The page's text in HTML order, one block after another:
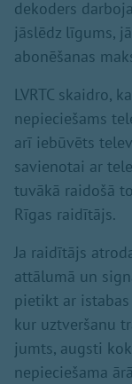
dekoders
jāslēdz līgums,
abonēšanas
LVRTC skaidro,
nepieciešams
arī iebūvēts
savienotai ar
tuvākā raidošā
Rīgas raidītājs.
Ja raidītājs
attālumā un
pietikt ar
kur uztveršanu
jumts, augsti
nepieciešama